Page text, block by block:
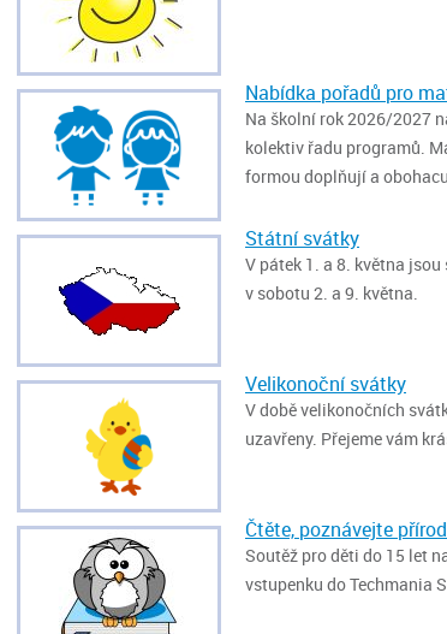
Nabídka pořadů pro
Na školní rok 2026/2027
kolektiv řadu programů.
formou doplňují a
Státní svátky
V pátek 1. a 8. května
v sobotu 2. a 9. května.
Velikonoční svátky
V době velikonočních
uzavřeny. Přejeme vám
Čtěte, poznávejte
Soutěž pro děti do 15 let
vstupenku do Techmania